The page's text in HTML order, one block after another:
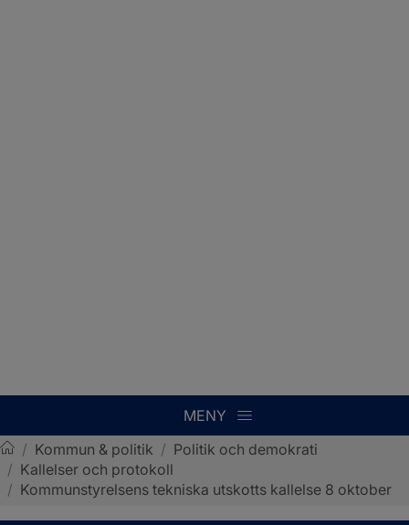
MENY
Sotenäs kommun
/ Kommun & politik / Politik och demokrati
/ Kallelser och protokoll
/ Kommunstyrelsens tekniska utskotts kallelse 8 oktober